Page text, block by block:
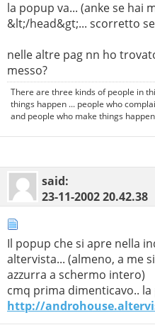
la popup va... (anke se hai
&lt;/head&gt;... scorretto
nelle altre pag nn ho
messo?
There are three kinds of people in
things happen ... people who
and people who make things
said:
23-11-200220.42.38
Il popup che si apre nella
altervista... (almeno, a me
azzurra a schermo intero)
cmq prima dimenticavo..
http://